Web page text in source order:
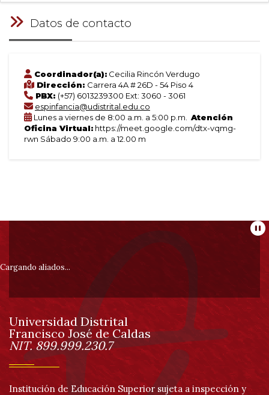
Datos de contacto
Coordinador(a): Cecilia Rincón Verdugo
Dirección: Carrera 4A # 26D - 54 Piso 4
PBX: (+57) 6013239300 Ext: 3060 - 3061
espinfancia@udistrital.edu.co
Lunes a viernes de 8:00 a.m. a 5:00 p.m. Atención
Oficina Virtual: https://meet.google.com/dtx-vqmg-
rwn Sábado 9:00 a.m. a 12.00 m
Información
pie
de
página
Cargando aliados...
Información
Universidad Distrital
Francisco José de Caldas
NIT. 899.999.230.7
Institución de Educación Superior sujeta a inspección y